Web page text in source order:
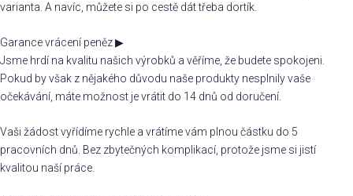
varianta. A navíc, můžete si po cestě dát třeba dortík.
Garance vrácení peněz▶
Jsme hrdí na kvalitu našich výrobků a věříme, že budete spokojeni.
Pokud by však z nějakého důvodu naše produkty nesplnily vaše
očekávání, máte možnost je vrátit do 14 dnů od doručení.
Vaši žádost vyřídíme rychle a vrátíme vám plnou částku do 5
pracovních dnů. Bez zbytečných komplikací, protože jsme si jistí
kvalitou naší práce.